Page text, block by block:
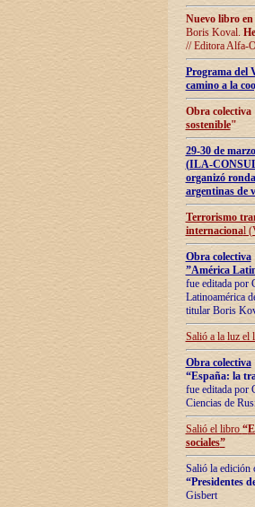
Nuevo libro
Boris Koval.
// Editora Alfa-
Programa del
camino a la
Obra
sostenible"
29-30 de
(ILA-
organizó
argentinas de
Terrorismo
internacional
Obra colectiva
”América
fue editada por
Latinoamérica
titular Boris
Salió a la luz el
Obra colectiva
“España: la
fue editada por
Ciencias de
Salió el libro “
sociales”
Salió la edición
“Presidentes
Gisbert